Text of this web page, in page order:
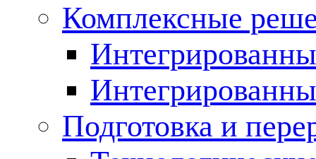
Комплексные
Подготовка и